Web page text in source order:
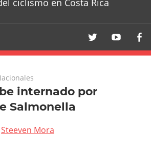
ciclismo en Costa Rica
internado por
Salmonella
Steeven Mora